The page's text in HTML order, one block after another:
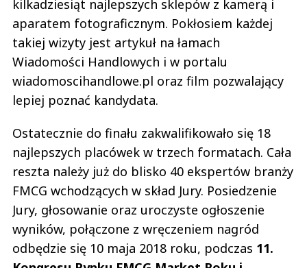
kilkadziesiąt najlepszych sklepów z kamerą i
aparatem fotograficznym. Pokłosiem każdej
takiej wizyty jest artykuł na łamach
Wiadomości Handlowych i w portalu
wiadomoscihandlowe.pl oraz film pozwalający
lepiej poznać kandydata.
Ostatecznie do finału zakwalifikowało się 18
najlepszych placówek w trzech formatach. Cała
reszta należy już do blisko 40 ekspertów branży
FMCG wchodzących w skład Jury. Posiedzenie
Jury, głosowanie oraz uroczyste ogłoszenie
wyników, połączone z wręczeniem nagród
odbędzie się 10 maja 2018 roku, podczas 11.